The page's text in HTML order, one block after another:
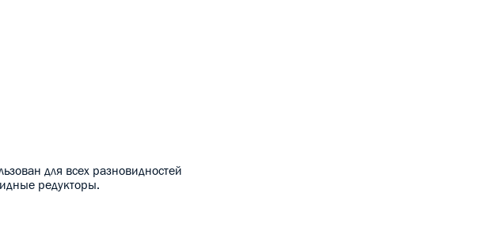
для всех разновидностей
редукторы.